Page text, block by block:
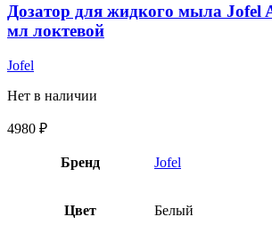
Дозатор для жидкого мыла Jofel
мл локтевой
Jofel
Нет в наличии
4980 ₽
Бренд Jofel
Цвет Белый